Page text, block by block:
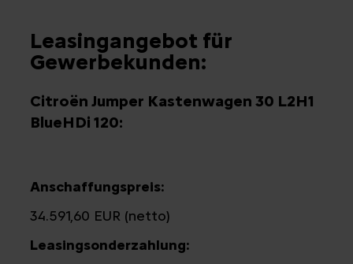
Leasingangebot für
Gewerbekunden:
Citroën Jumper Kastenwagen 30 L2H1
BlueHDi 120:
Anschaffungspreis:
34.591,60 EUR (netto)
Leasingsonderzahlung: